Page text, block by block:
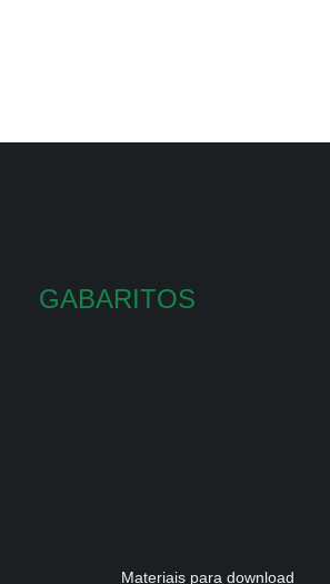
GABARITOS
Materiais para download